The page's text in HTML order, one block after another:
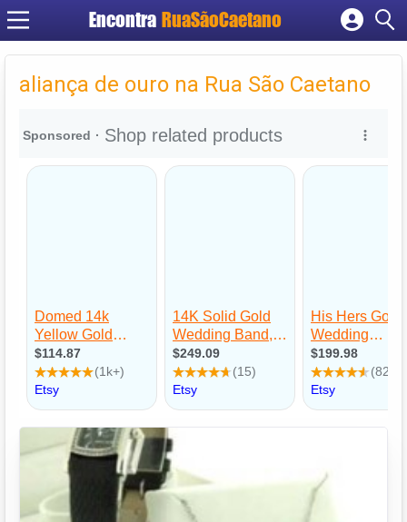
Encontra RuaSãoCaetano
Cadastrar empresa
Criar conta
aliança de ouro na Rua São Caetano